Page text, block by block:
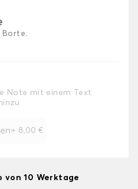
Borte.
Note mit einem Text
+ 8,00 €
von 10 Werktage